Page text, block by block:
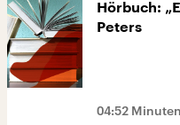
Hörbuch:
Peters
04:52 Minuten